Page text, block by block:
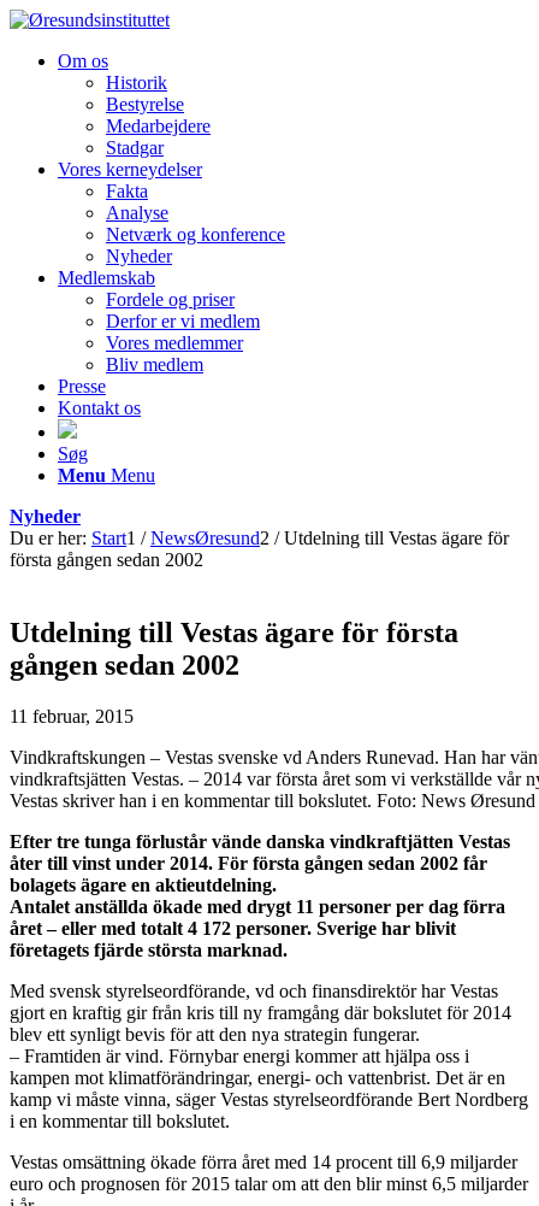
Om os
Historik
Bestyrelse
Medarbejdere
Stadgar
Vores kerneydelser
Fakta
Analyse
Netværk og konference
Nyheder
Medlemskab
Fordele og priser
Derfor er vi medlem
Vores medlemmer
Bliv medlem
Presse
Kontakt os
Søg
Menu Menu
Nyheder
Du er her: Start1 / NewsØresund2 / Utdelning till Vestas ägare för
första gången sedan 2002
Utdelning till Vestas ägare för första
gången sedan 2002
11 februar, 2015
Vindkraftskungen – Vestas svenske vd Anders Runevad. Han har
vindkraftsjätten Vestas. – 2014 var första året som vi verkställde vår
Vestas skriver han i en kommentar till bokslutet. Foto: News Øresund
Efter tre tunga förlustår vände danska vindkraftjätten Vestas
åter till vinst under 2014. För första gången sedan 2002 får
bolagets ägare en aktieutdelning.
Antalet anställda ökade med drygt 11 personer per dag förra
året – eller med totalt 4 172 personer. Sverige har blivit
företagets fjärde största marknad.
Med svensk styrelseordförande, vd och finansdirektör har Vestas
gjort en kraftig gir från kris till ny framgång där bokslutet för 2014
blev ett synligt bevis för att den nya strategin fungerar.
– Framtiden är vind. Förnybar energi kommer att hjälpa oss i
kampen mot klimatförändringar, energi- och vattenbrist. Det är en
kamp vi måste vinna, säger Vestas styrelseordförande Bert Nordberg
i en kommentar till bokslutet.
Vestas omsättning ökade förra året med 14 procent till 6,9 miljarder
euro och prognosen för 2015 talar om att den blir minst 6,5 miljarder